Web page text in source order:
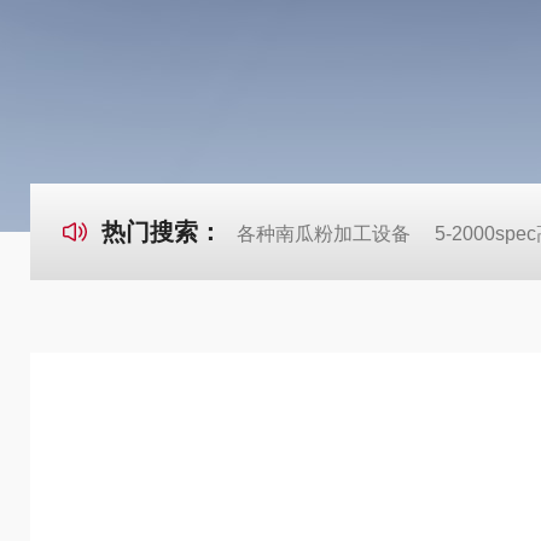
热门搜索： 各种南瓜粉加工设备 5-